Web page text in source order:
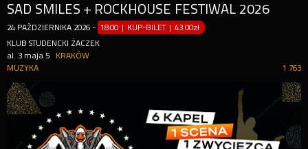
SAD SMILES + ROCKHOUSE FESTIWAL 2026
24 PAŹDZIERNIKA 2026 - 18:00 | KUP-BILET |43.00zł
KLUB STUDENCKI ŻACZEK
al. 3 maja 5
KRAKÓW
1 763
MUZYKA